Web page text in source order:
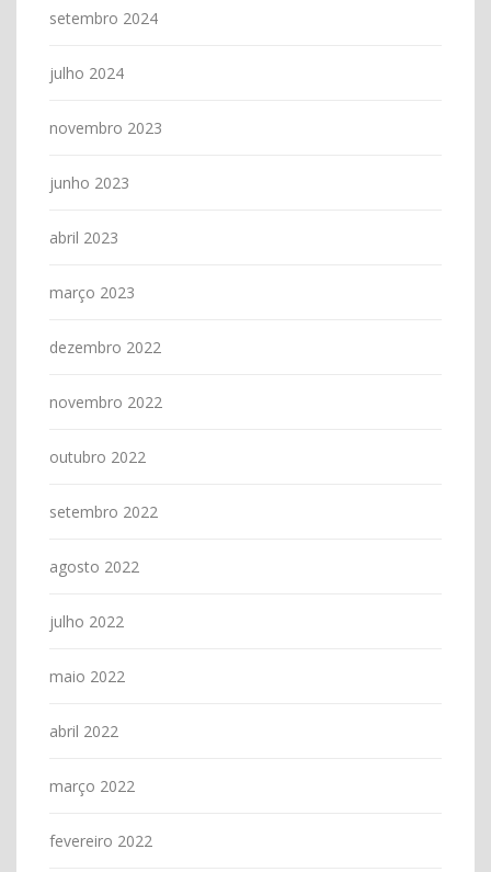
setembro 2024
julho 2024
novembro 2023
junho 2023
abril 2023
março 2023
dezembro 2022
novembro 2022
outubro 2022
setembro 2022
agosto 2022
julho 2022
maio 2022
abril 2022
março 2022
fevereiro 2022